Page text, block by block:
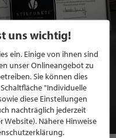
EINE GRATIS
uns wichtig!
ein. Einige von ihnen sind
unser Onlineangebot zu
Sie können dies
"Individuelle
diese Einstellungen
nachträglich jederzeit
Website). Nähere Hinweise